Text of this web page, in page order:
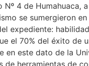
Nº 4 de Humahuaca,
se sumergieron
expediente:
el 70% del éxito de
en este dato de la